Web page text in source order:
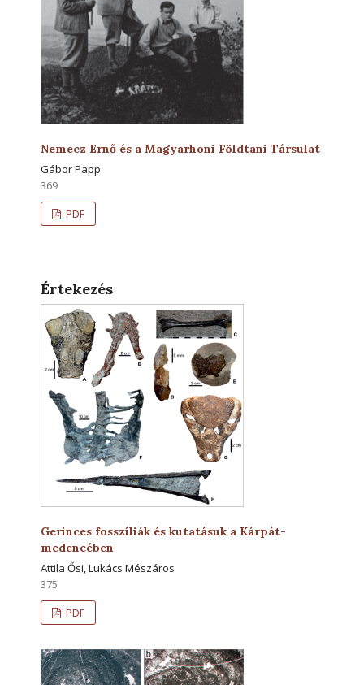
Nemecz Ernő és a Magyarhoni Földtani Társulat
Gábor Papp
369
PDF
Értekezés
Gerinces fosszíliák és kutatásuk a Kárpát-
medencében
Attila Ősi, Lukács Mészáros
375
PDF